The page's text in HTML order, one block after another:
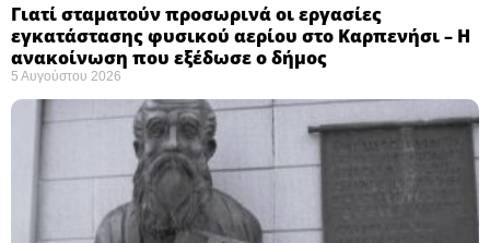
Γιατί σταματούν προσωρινά οι εργασίες
εγκατάστασης φυσικού αερίου στο Καρπενήσι – Η
ανακοίνωση που εξέδωσε ο δήμος
5 Αυγούστου 2026